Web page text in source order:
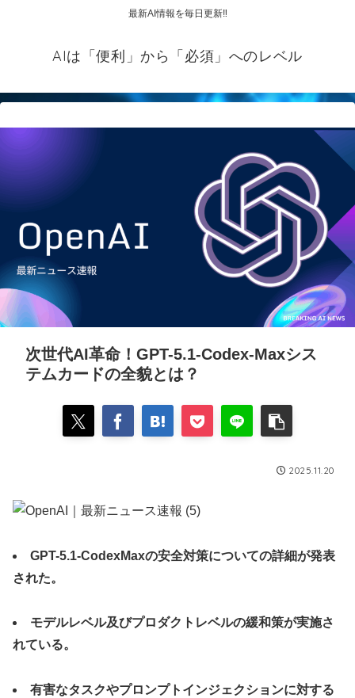
最新AI情報を毎日更新‼
AIは「便利」から「必須」へのレベル
次世代AI革命！GPT-5.1-Codex-Maxシス
テムカードの全貌とは？
2025.11.20
GPT-5.1-CodexMaxの安全対策についての詳細が発表
された。
モデルレベル及びプロダクトレベルの緩和策が実施さ
れている。
有害なタスクやプロンプトインジェクションに対する